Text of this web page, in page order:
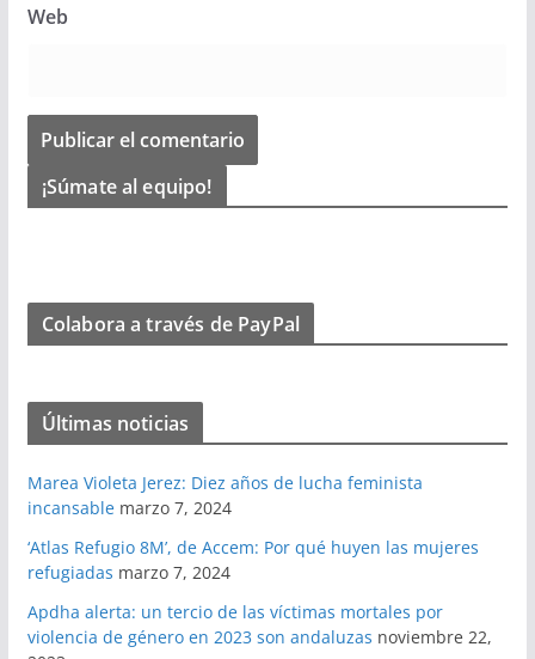
Web
¡Súmate al equipo!
Colabora a través de PayPal
Últimas noticias
Marea Violeta Jerez: Diez años de lucha feminista
incansable marzo 7, 2024
‘Atlas Refugio 8M’, de Accem: Por qué huyen las mujeres
refugiadas marzo 7, 2024
Apdha alerta: un tercio de las víctimas mortales por
violencia de género en 2023 son andaluzas noviembre 22,